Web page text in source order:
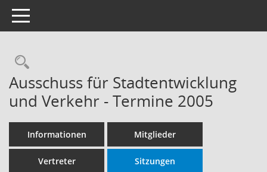
Toggle navigation
Rechercheauswahl
Ausschuss für Stadtentwicklung
und Verkehr - Termine 2005
Informationen Mitglieder
Vertreter Sitzungen